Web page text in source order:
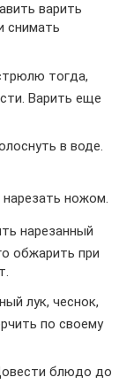
варить
снимать
тогда,
Варить еще
в воде.
ножом.
нарезанный
обжарить при
лук, чеснок,
по своему
блюдо до